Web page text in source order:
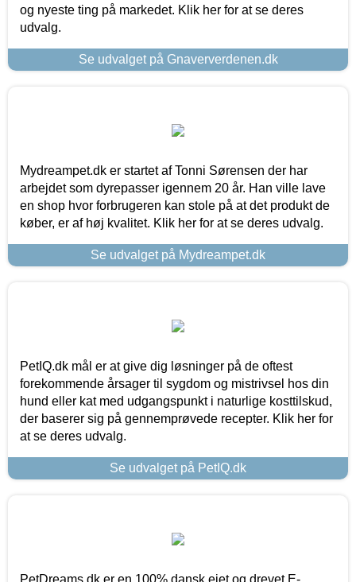
og nyeste ting på markedet. Klik her for at se deres
udvalg.
Se udvalget på Gnaververdenen.dk
Mydreampet.dk er startet af Tonni Sørensen der har
arbejdet som dyrepasser igennem 20 år. Han ville lave
en shop hvor forbrugeren kan stole på at det produkt de
køber, er af høj kvalitet. Klik her for at se deres udvalg.
Se udvalget på Mydreampet.dk
PetIQ.dk mål er at give dig løsninger på de oftest
forekommende årsager til sygdom og mistrivsel hos din
hund eller kat med udgangspunkt i naturlige kosttilskud,
der baserer sig på gennemprøvede recepter. Klik her for
at se deres udvalg.
Se udvalget på PetIQ.dk
PetDreams.dk er en 100% dansk ejet og drevet E-